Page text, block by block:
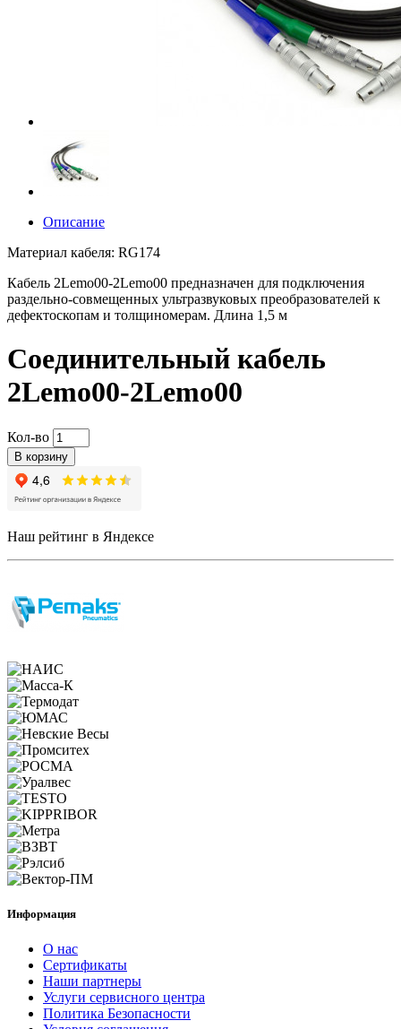
Описание
Материал кабеля: RG174
Кабель 2Lemo00-2Lemo00 предназначен для подключения
раздельно-совмещенных ультразвуковых преобразователей к
дефектоскопам и толщиномерам. Длина 1,5 м
Соединительный кабель
2Lemo00-2Lemo00
Кол-во
В корзину
Наш рейтинг в Яндексе
Информация
О нас
Сертификаты
Наши партнеры
Услуги сервисного центра
Политика Безопасности